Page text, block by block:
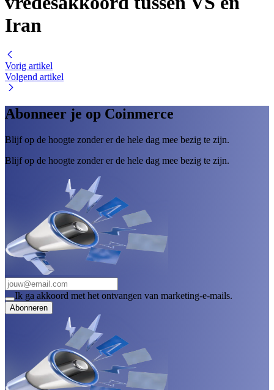
Iran
Vorig artikel
Volgend artikel
Abonneer je op Coinmerce
Blijf op de hoogte zonder er de hele dag mee bezig te zijn.
Blijf op de hoogte zonder er de hele dag mee bezig te zijn.
Ik ga akkoord met het ontvangen van marketing-e-mails.
Abonneren